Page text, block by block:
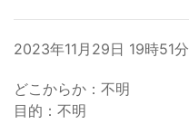
2023年11月29日 19時51分
どこからか：不明
目的：不明